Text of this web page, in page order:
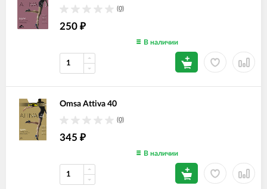
(0)
250 ₽
В наличии
Omsa Attiva 40
(0)
345 ₽
В наличии